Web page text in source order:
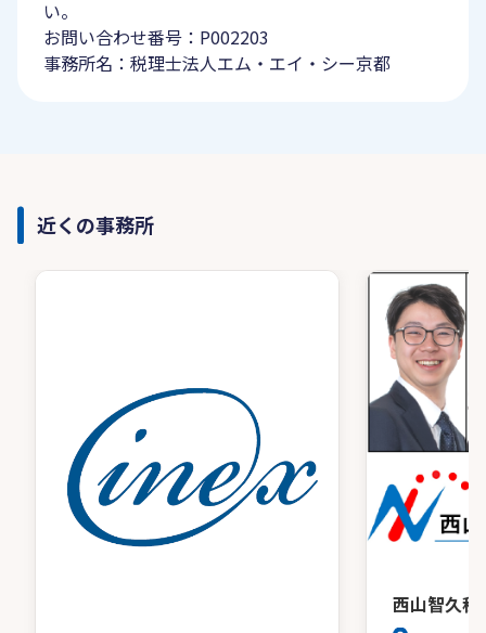
い。
お問い合わせ番号：P002203
事務所名：税理士法人エム・エイ・シー京都
近くの事務所
西山智久税